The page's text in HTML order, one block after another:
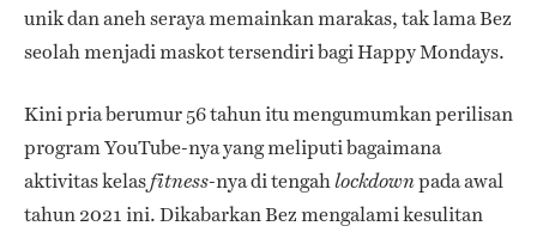
unik dan aneh seraya memainkan marakas, tak lama Bez
seolah menjadi maskot tersendiri bagi Happy Mondays.
Kini pria berumur 56 tahun itu mengumumkan perilisan
program YouTube-nya yang meliputi bagaimana
aktivitas kelas fitness-nya di tengahlockdownpada awal
tahun 2021 ini. Dikabarkan Bez mengalami kesulitan